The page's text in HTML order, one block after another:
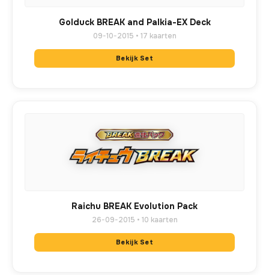
Golduck BREAK and Palkia-EX Deck
09-10-2015 • 17 kaarten
Bekijk Set
Raichu BREAK Evolution Pack
26-09-2015 • 10 kaarten
Bekijk Set